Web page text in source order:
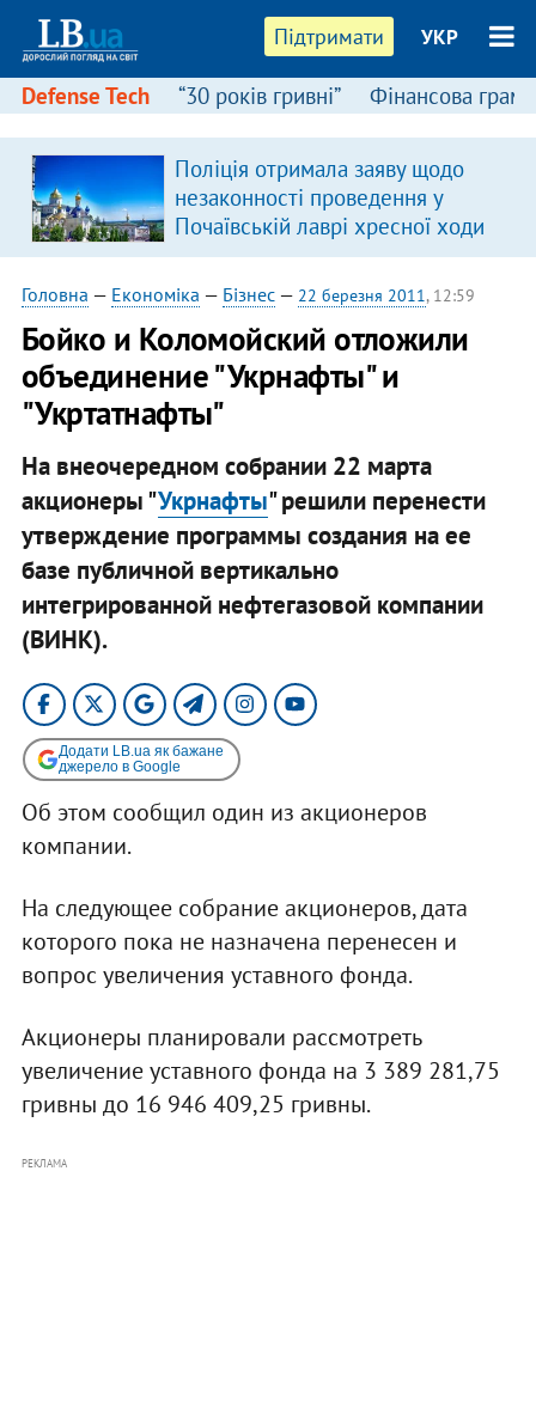
Підтримати УКР
Defense Tech “30 років гривні” Фінансова
Поліція отримала заяву щодо
незаконності проведення у
Почаївській лаврі хресної ходи
Головна — Економіка — Бізнес— 22 березня 2011, 12:59
Бойко и Коломойский отложили
объединение "Укрнафты" и
"Укртатнафты"
На внеочередном собрании 22 марта
акционеры "Укрнафты" решили перенести
утверждение программы создания на ее
базе публичной вертикально
интегрированной нефтегазовой компании
(ВИНК).
Додати LB.ua як бажане
джерело в Google
Об этом сообщил один из акционеров
компании.
На следующее собрание акционеров, дата
которого пока не назначена перенесен и
вопрос увеличения уставного фонда.
Акционеры планировали рассмотреть
увеличение уставного фонда на 3 389 281,75
гривны до 16 946 409,25 гривны.
РЕКЛАМА